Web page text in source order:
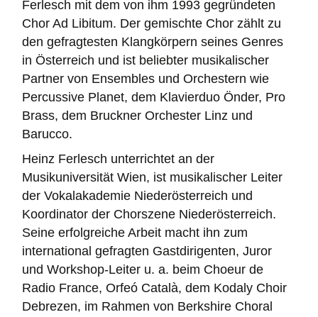
Ferlesch mit dem von ihm 1993 gegründeten
Chor Ad Libitum. Der gemischte Chor zählt zu
den gefragtesten Klangkörpern seines Genres
in Österreich und ist beliebter musikalischer
Partner von Ensembles und Orchestern wie
Percussive Planet, dem Klavierduo Önder, Pro
Brass, dem Bruckner Orchester Linz und
Barucco.
Heinz Ferlesch unterrichtet an der
Musikuniversität Wien, ist musikalischer Leiter
der Vokalakademie Niederösterreich und
Koordinator der Chorszene Niederösterreich.
Seine erfolgreiche Arbeit macht ihn zum
international gefragten Gastdirigenten, Juror
und Workshop-Leiter u. a. beim Choeur de
Radio France, Orfeó Català, dem Kodaly Choir
Debrezen, im Rahmen von Berkshire Choral